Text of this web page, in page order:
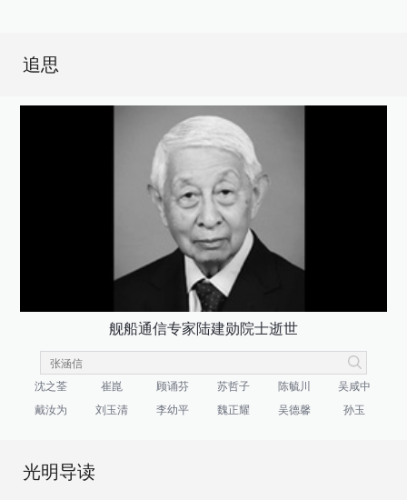
追思
舰船通信专家陆建勋院士逝世
沈之荃 崔崑 顾诵芬 苏哲子 陈毓川
吴咸中
戴汝为
刘玉清 李幼平 魏正耀 吴德馨 孙玉
光明导读